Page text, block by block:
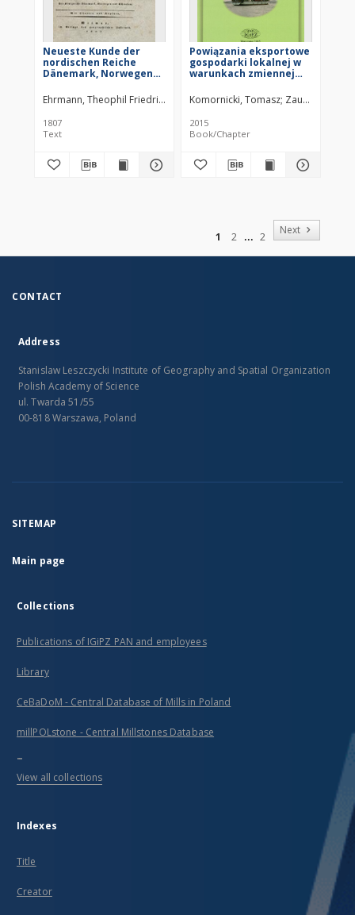
Neueste Kunde der
nordischen Reiche
Dänemark, Norwegen
Ehrmann, Theophil Friedrich (1762–1811) Herzoglich Sächsisch
1807
Text
Powiązania eksportowe
gospodarki lokalnej w
warunkach zmiennej
przestrzenna = Export
linkages of local
economy in the
changing economic
situation : spatial
Komornicki, Tomasz Zaucha, Jacek
2015
Book/Chapter
1 2
2
Next
CONTACT
Address
Stanislaw Leszczycki Institute of Geography and Spatial Organization
Polish Academy of Science
ul. Twarda 51/55
00-818 Warszawa, Poland
SITEMAP
Main page
Collections
Publications of IGiPZ PAN and employees
Library
CeBaDoM - Central Database of Mills in Poland
millPOLstone - Central Millstones Database
...
View all collections
Indexes
Title
Creator